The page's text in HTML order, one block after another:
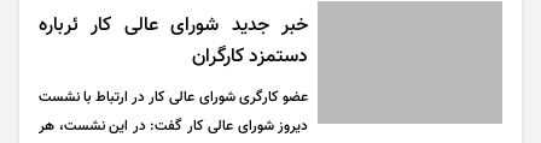
خبر جدید شورای عالی کار ئرباره
دستمزد کارگران
عضو کارگری شورای عالی کار در ارتباط با نشست
دیروز شورای عالی کار گفت: در این نشست، هر